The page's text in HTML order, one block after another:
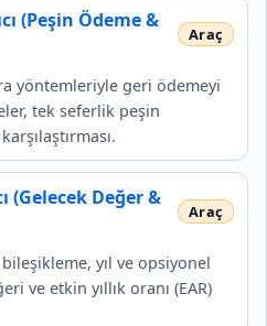
(Peşin Ödeme &
yöntemleriyle geri ödemeyi
tek seferlik peşin
(Gelecek Değer &
bileşikleme, yıl ve opsiyonel
ve etkin yıllık oranı (EAR)